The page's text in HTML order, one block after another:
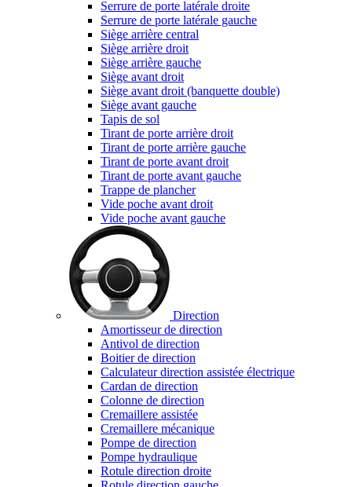
Serrure de porte latérale droite
Serrure de porte latérale gauche
Siège arrière central
Siège arrière droit
Siège arrière gauche
Siège avant droit
Siège avant droit (banquette double)
Siège avant gauche
Tapis de sol
Tirant de porte arrière droit
Tirant de porte arrière gauche
Tirant de porte avant droit
Tirant de porte avant gauche
Trappe de plancher
Vide poche avant droit
Vide poche avant gauche
Direction
Amortisseur de direction
Antivol de direction
Boitier de direction
Calculateur direction assistée électrique
Cardan de direction
Colonne de direction
Cremaillere assistée
Cremaillere mécanique
Pompe de direction
Pompe hydraulique
Rotule direction droite